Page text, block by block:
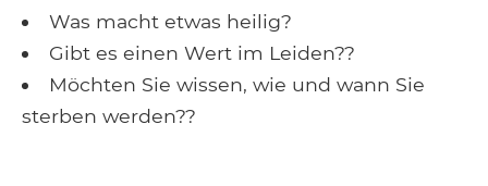
Was macht etwas heilig?
Gibt es einen Wert im Leiden??
Möchten Sie wissen, wie und wann Sie
sterben werden??